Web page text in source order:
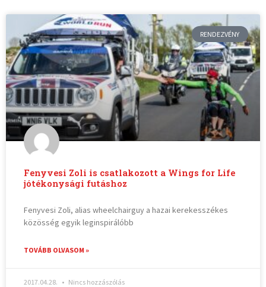
RENDEZVÉNY
Fenyvesi Zoli is csatlakozott a Wings for Life
jótékonysági futáshoz
Fenyvesi Zoli, alias wheelchairguy a hazai kerekesszékes
közösség egyik leginspirálóbb
TOVÁBB OLVASOM »
2017.04.28. Nincs hozzászólás